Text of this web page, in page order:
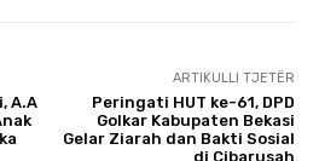
A.A
ARTIKULLI TJETËR
Peringati HUT ke-61, DPD
Golkar Kabupaten Bekasi
Gelar Ziarah dan Bakti Sosial
di Cibarusah